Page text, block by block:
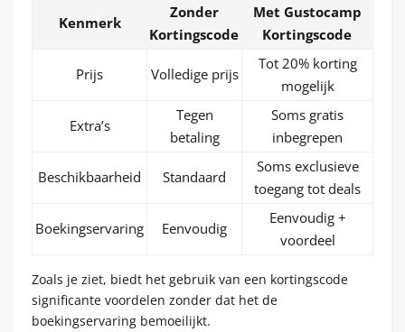
Kenmerk
Zonder
Kortingscode
Met Gustocamp
Kortingscode
Prijs Volledige prijs
Tot 20% korting
mogelijk
Extra’s
Tegen
betaling
Soms gratis
inbegrepen
Beschikbaarheid Standaard
Soms exclusieve
toegang tot deals
Boekingservaring Eenvoudig
Eenvoudig +
voordeel
Zoals je ziet, biedt het gebruik van een kortingscode
significante voordelen zonder dat het de
boekingservaring bemoeilijkt.